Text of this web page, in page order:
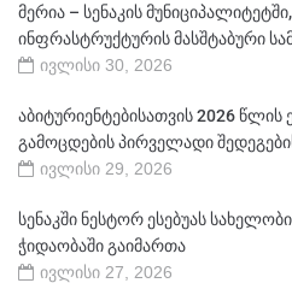
მერია – სენაკის
ინფრასტრუქტურის მასშტაბური
ივლისი 30, 2026
აბიტურიენტებისათვის 2026
გამოცდების პირველადი
ივლისი 29, 2026
სენაკში ნესტორ ესებუას
ჭიდაობაში გაიმართა
ივლისი 27, 2026